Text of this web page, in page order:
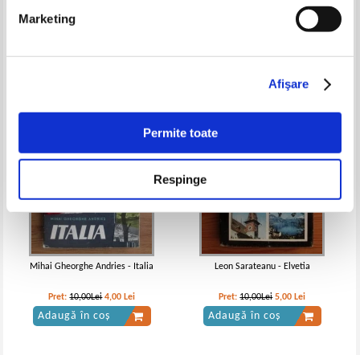
Marketing
Afişare
Permite toate
Respinge
Pret:10,00Lei Lei
Mihai Gheorghe Andries - Italia
Pret:10,00Lei 4,00 Lei
Adaugă în coș
Leon Sarateanu - Elvetia
Pret:10,00Lei 5,00 Lei
Adaugă în coș